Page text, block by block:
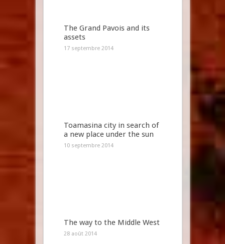
The Grand Pavois and its
assets
17 septembre 2014
Toamasina city in search of
a new place under the sun
10 septembre 2014
The way to the Middle West
28 août 2014